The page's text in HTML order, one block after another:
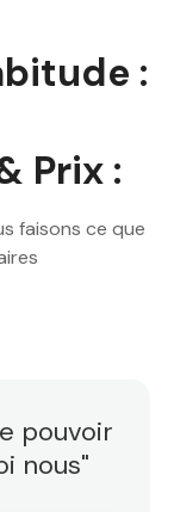
:
Prix :
faisons ce que
pouvoir
nous"